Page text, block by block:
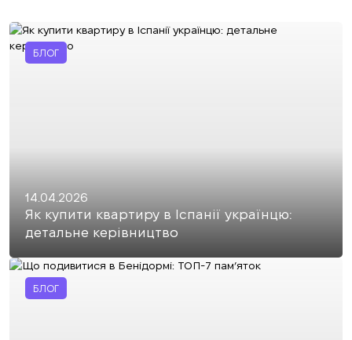
БЛОГ
14.04.2026
Як купити квартиру в Іспанії українцю:
детальне керівництво
БЛОГ